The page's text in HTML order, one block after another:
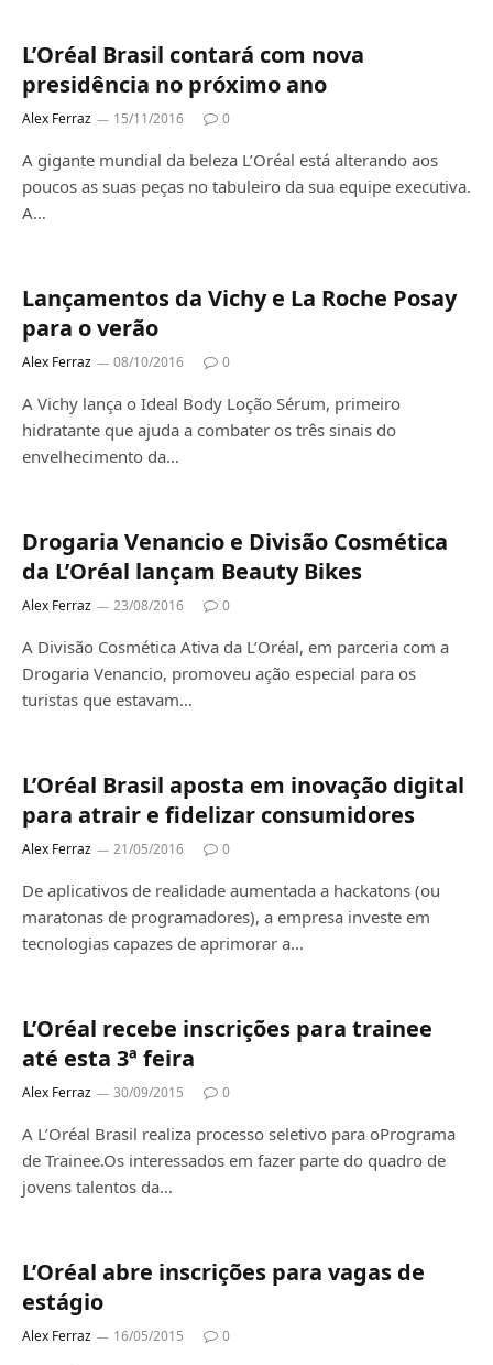
L’Oréal Brasil contará com nova
presidência no próximo ano
Alex Ferraz 15/11/2016 0
A gigante mundial da beleza L’Oréal está alterando aos
poucos as suas peças no tabuleiro da sua equipe executiva.
A…
Lançamentos da Vichy e La Roche Posay
para o verão
Alex Ferraz 08/10/2016 0
A Vichy lança o Ideal Body Loção Sérum, primeiro
hidratante que ajuda a combater os três sinais do
envelhecimento da…
Drogaria Venancio e Divisão Cosmética
da L’Oréal lançam Beauty Bikes
Alex Ferraz 23/08/2016 0
A Divisão Cosmética Ativa da L’Oréal, em parceria com a
Drogaria Venancio, promoveu ação especial para os
turistas que estavam…
L’Oréal Brasil aposta em inovação digital
para atrair e fidelizar consumidores
Alex Ferraz 21/05/2016 0
De aplicativos de realidade aumentada a hackatons (ou
maratonas de programadores), a empresa investe em
tecnologias capazes de aprimorar a…
L’Oréal recebe inscrições para trainee
até esta 3ª feira
Alex Ferraz 30/09/2015 0
A L’Oréal Brasil realiza processo seletivo para oPrograma
de Trainee.Os interessados em fazer parte do quadro de
jovens talentos da…
L’Oréal abre inscrições para vagas de
estágio
Alex Ferraz 16/05/2015 0